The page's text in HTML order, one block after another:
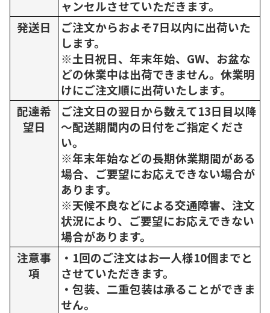
ャンセルさせていただきます。
発送日
ご注文からおよそ7日以内に出荷いた
します。
※土日祝日、年末年始、GW、お盆な
どの休業中は出荷できません。休業明
けにご注文順に出荷いたします。
配達希
望日
ご注文日の翌日から数えて13日目以降
～配送期間内の日付をご指定くださ
い。
※年末年始などの長期休業期間がある
場合、ご要望にお応えできない場合が
あります。
※天候不良などによる交通障害、注文
状況により、ご要望にお応えできない
場合があります。
注意事
項
・1回のご注文はお一人様10個までと
させていただきます。
・包装、二重包装は承ることができま
せん。